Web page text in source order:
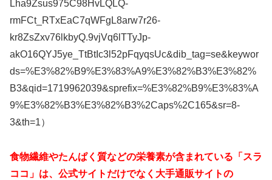
Lha9Zsus975C98HvLQLQ-
rmFCt_RTxEaC7qWFgL8arw7r26-
kr8ZsZxv76lkbyQ.9vjVq6lTTyJp-
akO16QYJ5ye_TtBtIc3l52pFqyqsUc&dib_tag=se&keywor
ds=%E3%82%B9%E3%83%A9%E3%82%B3%E3%82%
B3&qid=1719962039&sprefix=%E3%82%B9%E3%83%A
9%E3%82%B3%E3%82%B3%2Caps%2C165&sr=8-
3&th=1）
食物繊維やたんぱく質などの栄養素が含まれている「スラ
ココ」は、公式サイトだけでなく大手通販サイトの